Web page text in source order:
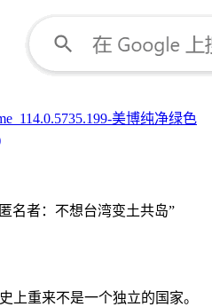
美博纯净绿色
名者：不想台湾变土共岛”
上重来不是一个独立的国家。